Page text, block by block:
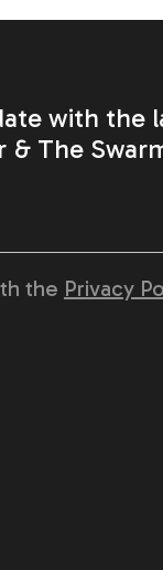
with the
& The
the Privacy